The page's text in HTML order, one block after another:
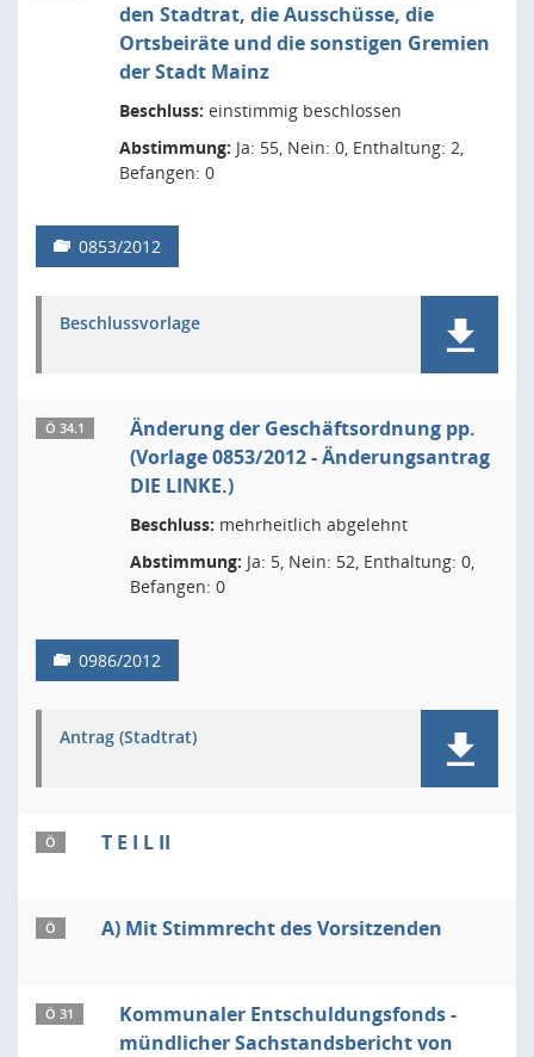
den Stadtrat, die Ausschüsse, die
Ortsbeiräte und die sonstigen Gremien
der Stadt Mainz
Beschluss: einstimmig beschlossen
Abstimmung: Ja: 55, Nein: 0, Enthaltung: 2,
Befangen: 0
0853/2012
Beschlussvorlage
Ö 34.1
Änderung der Geschäftsordnung pp.
(Vorlage 0853/2012 - Änderungsantrag
DIE LINKE.)
Beschluss: mehrheitlich abgelehnt
Abstimmung: Ja: 5, Nein: 52, Enthaltung: 0,
Befangen: 0
0986/2012
Antrag (Stadtrat)
Ö T E I L II
Ö A) Mit Stimmrecht des Vorsitzenden
Ö 31
Kommunaler Entschuldungsfonds -
mündlicher Sachstandsbericht von